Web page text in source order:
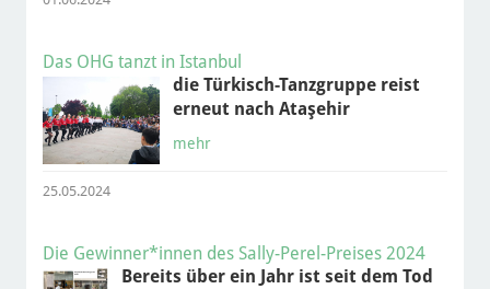
Das OHG tanzt in Istanbul
die Türkisch-Tanzgruppe reist
erneut nach Ataşehir
mehr
25.05.2024
Die Gewinner*innen des Sally-Perel-Preises 2024
Bereits über ein Jahr ist seit dem Tod